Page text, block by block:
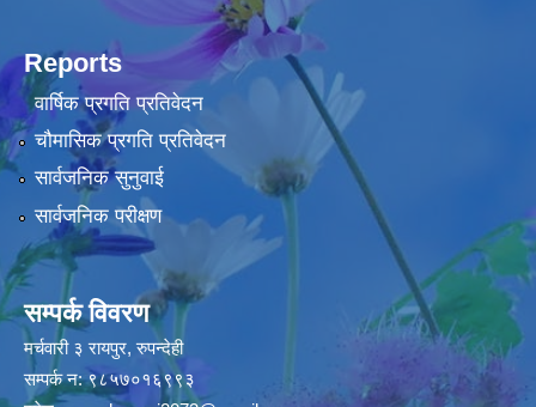
Reports
वार्षिक प्रगति प्रतिवेदन
चौमासिक प्रगति प्रतिवेदन
सार्वजनिक सुनुवाई
सार्वजनिक परीक्षण
सम्पर्क विवरण
मर्चवारी ३ रायपुर, रुपन्देही
सम्पर्क न: ९८५७०१६९९३